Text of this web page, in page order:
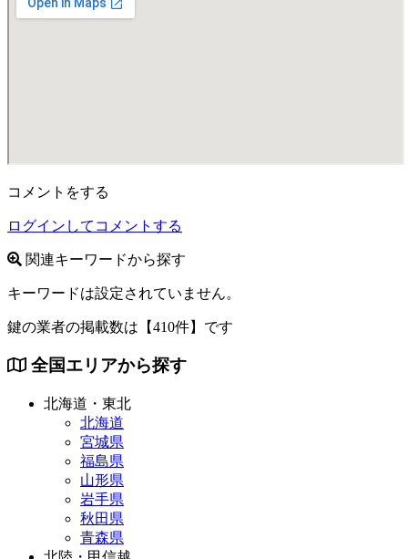
コメントをする
ログインしてコメントする
関連キーワードから探す
キーワードは設定されていません。
鍵の業者の掲載数は 【410件】 です
全国エリアから探す
北海道・東北
北海道
宮城県
福島県
山形県
岩手県
秋田県
青森県